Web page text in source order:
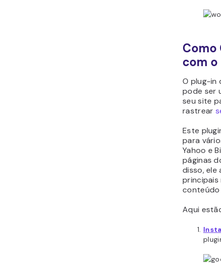
Como
com o
O plug-in
pode ser
seu site
rastrear
Este
para
Yahoo e
páginas
disso,
conteúdo
Aqui